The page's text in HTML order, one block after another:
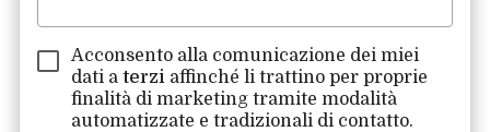
Acconsento alla comunicazione dei miei
dati aterzi affinché li trattino per proprie
finalità di marketing tramite modalità
automatizzate e tradizionali di contatto.